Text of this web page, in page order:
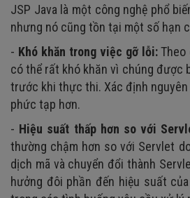
JSP Java là một công nghệ phổ
nhưng nó cũng tồn tại một số hạn
- Khó khăn trong việc gỡ lỗi:
có thể rất khó khăn vì chúng được
trước khi thực thi. Xác định
phức tạp hơn.
- Hiệu suất thấp hơn so với
thường chậm hơn so với Servlet
dịch mã và chuyển đổi thành
hưởng đôi phần đến hiệu suất